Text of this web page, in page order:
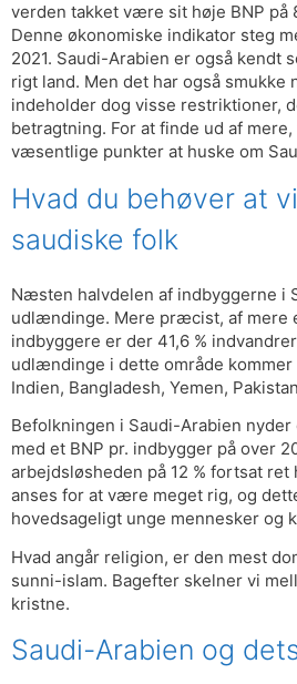
verden takket være sit høje BNP på
Denne økonomiske indikator steg
2021. Saudi-Arabien er også kendt
rigt land. Men det har også smukke
indeholder dog visse restriktioner,
betragtning. For at finde ud af
væsentlige punkter at huske om
Hvad du behøver at
saudiske folk
Næsten halvdelen af ​​indbyggerne i
udlændinge. Mere præcist, af mere
indbyggere er der 41,6 %
udlændinge i dette område
Indien, Bangladesh, Yemen,
Befolkningen i Saudi-Arabien
med et BNP pr. indbygger på over
arbejdsløsheden på 12 % fortsat
anses for at være meget rig, og
hovedsageligt unge mennesker og
Hvad angår religion, er den mest
sunni-islam. Bagefter skelner vi
kristne.
Saudi-Arabien og